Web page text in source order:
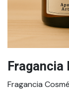
Fragancia
Fragancia